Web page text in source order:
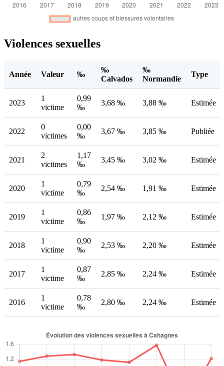
Violences sexuelles
Année Valeur ‰
‰
Calvados
‰
Normandie
Type
2023
1
victime
0,99
‰
3,68 ‰ 3,88 ‰ Estimée
2022
0
victimes
0,00
‰
3,67 ‰ 3,85 ‰ Publiée
2021
2
victimes
1,17
‰
3,45 ‰ 3,02 ‰ Estimée
2020
1
victime
0,79
‰
2,54 ‰ 1,91 ‰ Estimée
2019
1
victime
0,86
‰
1,97 ‰ 2,12 ‰ Estimée
2018
1
victime
0,90
‰
2,53 ‰ 2,20 ‰ Estimée
2017
1
victime
0,87
‰
2,85 ‰ 2,24 ‰ Estimée
2016
1
victime
0,78
‰
2,80 ‰ 2,24 ‰ Estimée